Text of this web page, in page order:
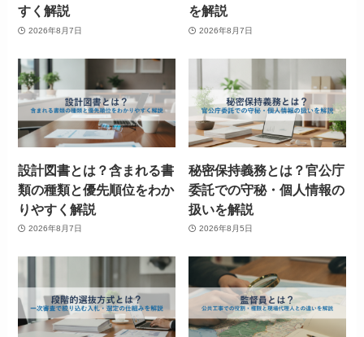
すく解説
2026年8月7日
を解説
2026年8月7日
設計図書とは？含まれる書
類の種類と優先順位をわか
りやすく解説
2026年8月7日
秘密保持義務とは？官公庁
委託での守秘・個人情報の
扱いを解説
2026年8月5日